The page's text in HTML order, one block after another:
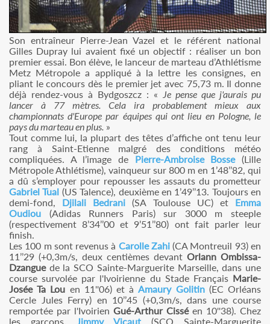
Son entraîneur Pierre-Jean Vazel et le référent national
Gilles Dupray lui avaient fixé un objectif : réaliser un bon
premier essai. Bon élève, le lanceur de marteau d’Athlétisme
Metz Métropole a appliqué à la lettre les consignes, en
pliant le concours dès le premier jet avec 75,73 m. Il donne
déjà rendez-vous à Bydgoszcz : « Je pense que j'aurais pu
lancer à 77 mètres. Cela ira probablement mieux aux
championnats d'Europe par équipes qui ont lieu en Pologne, le
pays du marteau en plus. »
Tout comme lui, la plupart des têtes d’affiche ont tenu leur
rang à Saint-Etienne malgré des conditions météo
compliquées. A l’image de Pierre-Ambroise Bosse(Lille
Métropole Athlétisme), vainqueur sur 800 m en 1’48’’82, qui
a dû s’employer pour repousser les assauts du prometteur
Gabriel Tual (US Talence), deuxième en 1’49’’13. Toujours en
demi-fond, Djilali Bedrani (SA Toulouse UC) et Emma
Oudiou (Adidas Runners Paris) sur 3000 m steeple
(respectivement 8’34’’00 et 9’51’’80) ont fait parler leur
finish.
Les 100 m sont revenus à Carolle Zahi(CA Montreuil 93) en
11’’29 (+0,3m/s, deux centièmes devant Orlann Ombissa-
Dzanguede la SCO Sainte-Marguerite Marseille, dans une
course survolée par l'Ivoirienne du Stade Français Marie-
Josée Ta Lou en 11''06) et àAmaury Golitin(EC Orléans
Cercle Jules Ferry) en 10’’45 (+0,3m/s, dans une course
remportée par l'Ivoirien Gué-Arthur Cisséen 10''38). Chez
les garçons, Jimmy Vicaut (SCO Sainte-Marguerite